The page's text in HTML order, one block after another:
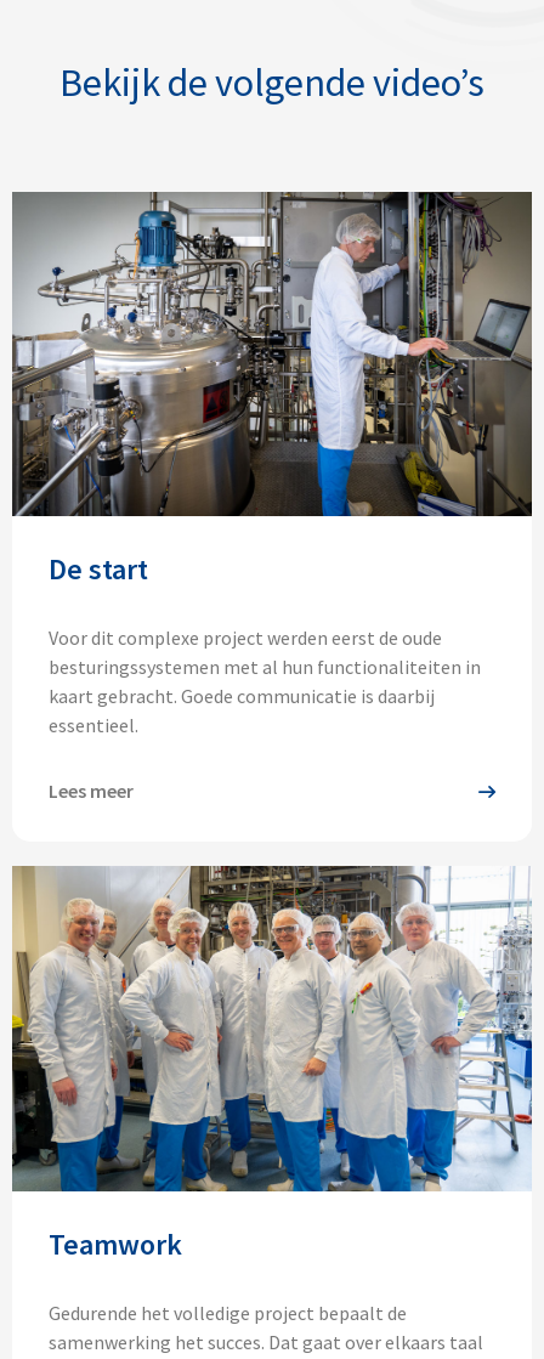
Bekijk de volgende video’s
De start
Voor dit complexe project werden eerst de oude
besturingssystemen met al hun functionaliteiten in
kaart gebracht. Goede communicatie is daarbij
essentieel.
Lees meer
Teamwork
Gedurende het volledige project bepaalt de
samenwerking het succes. Dat gaat over elkaars taal